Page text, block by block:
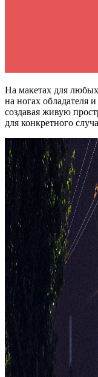
На макетах для любых
на ногах обладателя
создавая живую
для конкретного